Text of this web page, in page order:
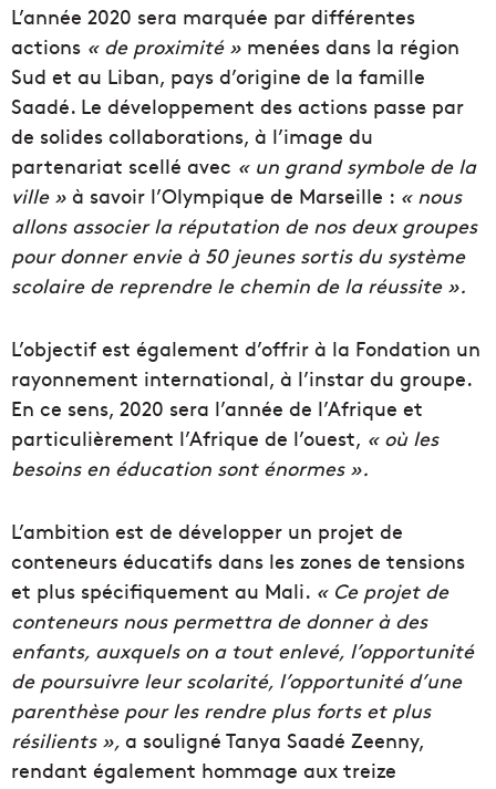
L’année 2020 sera marquée par différentes
actions « de proximité » menées dans la région
Sud et au Liban, pays d’origine de la famille
Saadé. Le développement des actions passe par
de solides collaborations, à l’image du
partenariat scellé avec « un grand symbole de la
ville » à savoir l’Olympique de Marseille : « nous
allons associer la réputation de nos deux groupes
pour donner envie à 50 jeunes sortis du système
scolaire de reprendre le chemin de la réussite ».
L’objectif est également d’offrir à la Fondation un
rayonnement international, à l’instar du groupe.
En ce sens, 2020 sera l’année de l’Afrique et
particulièrement l’Afrique de l’ouest, « où les
besoins en éducation sont énormes ».
L’ambition est de développer un projet de
conteneurs éducatifs dans les zones de tensions
et plus spécifiquement au Mali. « Ce projet de
conteneurs nous permettra de donner à des
enfants, auxquels on a tout enlevé, l’opportunité
de poursuivre leur scolarité, l’opportunité d’une
parenthèse pour les rendre plus forts et plus
résilients », a souligné Tanya Saadé Zeenny,
rendant également hommage aux treize